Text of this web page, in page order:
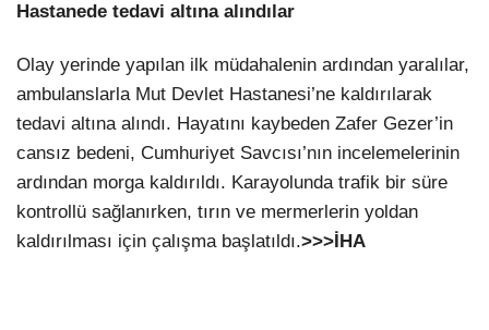
Hastanede tedavi altına alındılar
Olay yerinde yapılan ilk müdahalenin ardından yaralılar,
ambulanslarla Mut Devlet Hastanesi’ne kaldırılarak
tedavi altına alındı. Hayatını kaybeden Zafer Gezer’in
cansız bedeni, Cumhuriyet Savcısı’nın incelemelerinin
ardından morga kaldırıldı. Karayolunda trafik bir süre
kontrollü sağlanırken, tırın ve mermerlerin yoldan
kaldırılması için çalışma başlatıldı.>>>İHA